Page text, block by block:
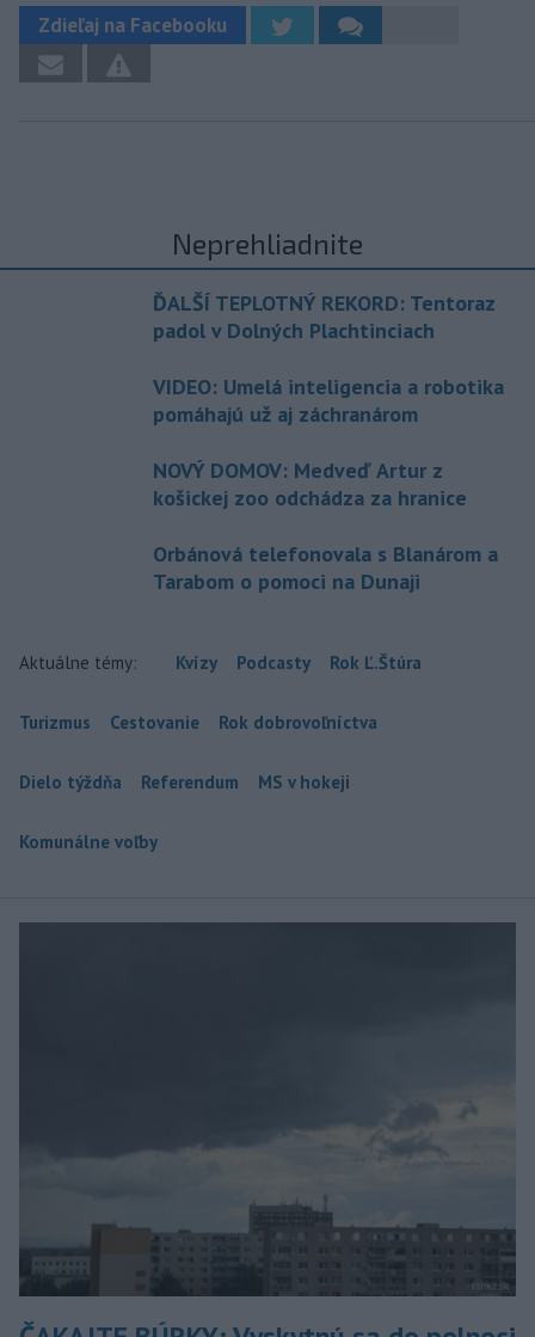
Zdieľaj na Facebooku
Neprehliadnite
ĎALŠÍ TEPLOTNÝ REKORD: Tentoraz
padol v Dolných Plachtinciach
VIDEO: Umelá inteligencia a robotika
pomáhajú už aj záchranárom
NOVÝ DOMOV: Medveď Artur z
košickej zoo odchádza za hranice
Orbánová telefonovala s Blanárom a
Tarabom o pomoci na Dunaji
Aktuálne témy: Kvízy Podcasty Rok Ľ.Štúra
Turizmus Cestovanie Rok dobrovoľníctva
Dielo týždňa Referendum MS v hokeji
Komunálne voľby